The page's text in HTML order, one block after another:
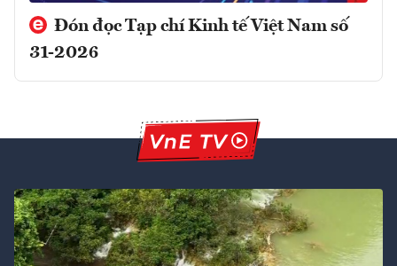
Đón đọc Tạp chí Kinh tế Việt Nam số
31-2026